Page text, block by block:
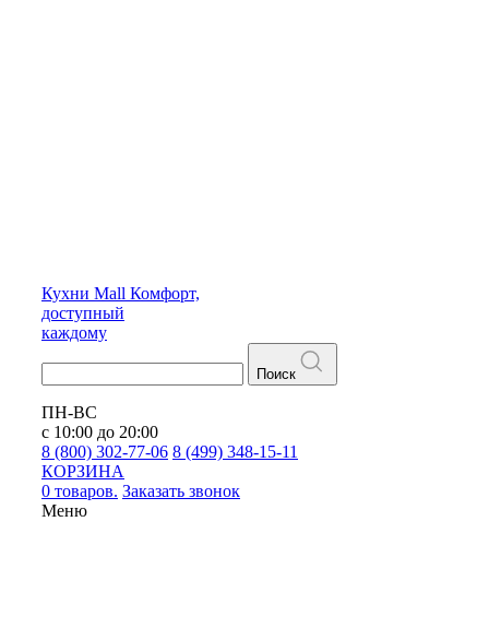
Кухни Mall Комфорт,
доступный
каждому
Поиск
ПН-ВС
с 10:00 до 20:00
8 (800) 302-77-06 8 (499) 348-15-11
КОРЗИНА
0 товаров. Заказать звонок
Меню